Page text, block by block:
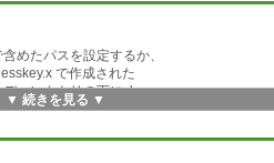
めたパスを設定するか、
で作成された
ィレクトリの下に .less
下さい。もし HOME が設
.less（または _less）
▼ 続きを見る ▼